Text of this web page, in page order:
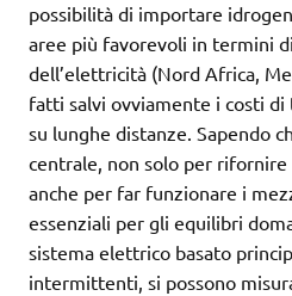
possibilità di importare
aree più favorevoli in termini
dell’elettricità (Nord Africa,
fatti salvi ovviamente i costi di
su lunghe distanze. Sapendo
centrale, non solo per
anche per far funzionare i
essenziali per gli equilibri
sistema elettrico basato
intermittenti, si possono